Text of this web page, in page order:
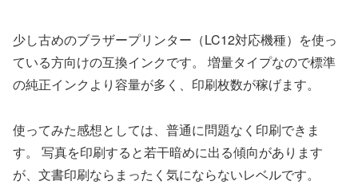
少し古めのブラザープリンター（LC12対応機種）を使っ
ている方向けの互換インクです。 増量タイプなので標準
の純正インクより容量が多く、印刷枚数が稼げます。
使ってみた感想としては、普通に問題なく印刷できま
す。 写真を印刷すると若干暗めに出る傾向があります
が、文書印刷ならまったく気にならないレベルです。